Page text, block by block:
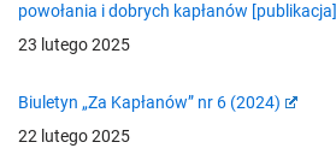
powołania i dobrych kapłanów [publikacja]
23 lutego 2025
Biuletyn „Za Kapłanów” nr 6 (2024)
22 lutego 2025